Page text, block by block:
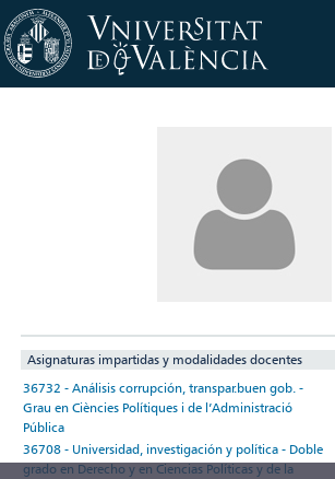
Asignaturas impartidas y modalidades docentes
36732 - Análisis corrupción, transpar.buen gob. -
Grau en Ciències Polítiques i de l’Administració
Pública
36708 - Universidad, investigación y política - Doble
grado en Derecho y en Ciencias Políticas y de la